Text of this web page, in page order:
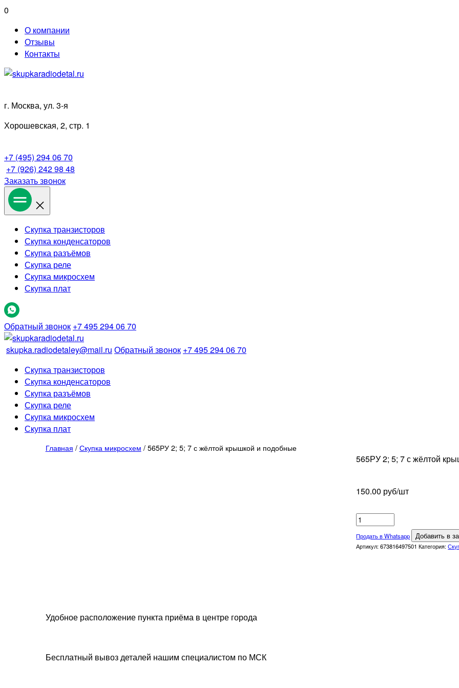
Перейти
содержимому
0
О компании
Отзывы
Контакты
г. Москва, ул. 3-я
Хорошевская, 2, стр. 1
+7 (495) 294 06 70
+7 (926) 242 98 48
Заказать звонок
Скупка транзисторов
Скупка конденсаторов
Скупка разъёмов
Скупка реле
Скупка микросхем
Скупка плат
Обратный звонок +7 495 294 06 70
skupka.radiodetaley@mail.ru Обратный звонок +7 495 294 06 70
Скупка транзисторов
Скупка конденсаторов
Скупка разъёмов
Скупка реле
Скупка микросхем
Скупка плат
Главная / Скупка микросхем / 565РУ 2; 5; 7 с жёлтой крышкой и подобные
565РУ 2; 5; 7 с жёлтой
150.00 руб/шт
Количество
565РУ
Продать в Whatsapp Добавить в
Артикул:673816497501 Категория:
Удобное расположение пункта приёма в центре города
Бесплатный вывоз деталей нашим специалистом по МСК